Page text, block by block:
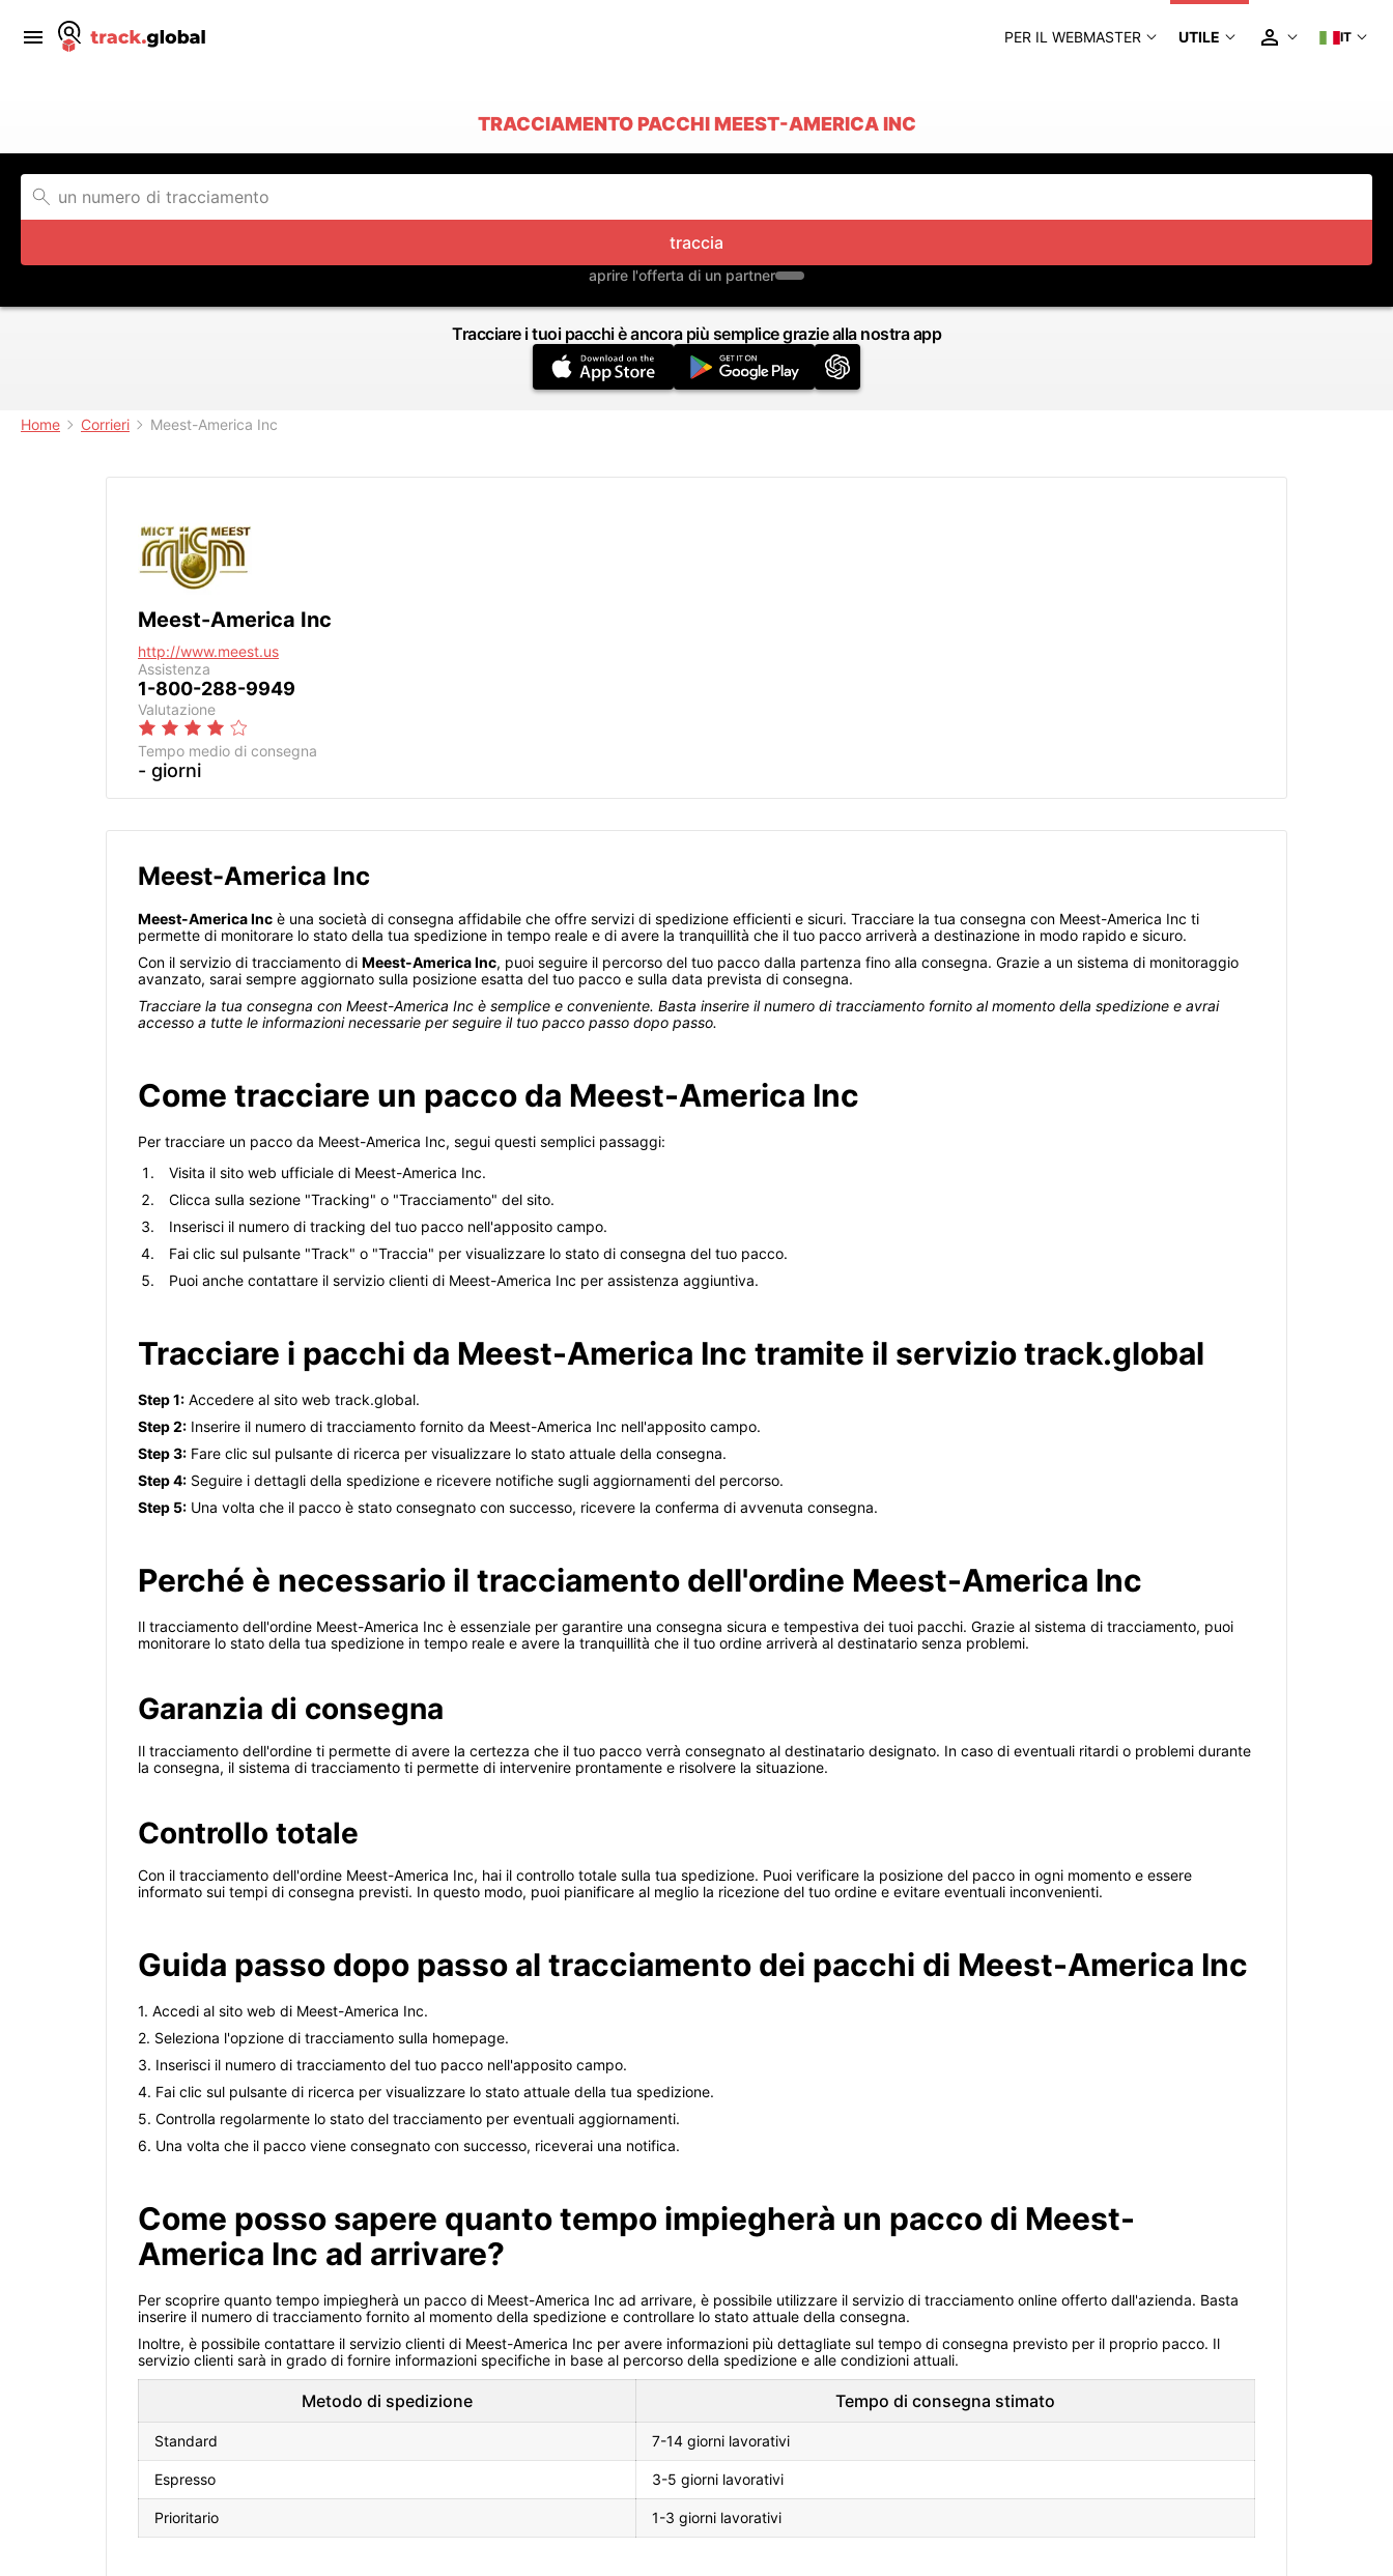
PER IL WEBMASTER UTILE IT
TRACCIAMENTO PACCHI MEEST-AMERICA INC
traccia
aprire l'offerta di un partner
Tracciare i tuoi pacchi è ancora più semplice grazie alla nostra app
Home Corrieri Meest-America Inc
Meest-America Inc
http://www.meest.us
Assistenza
1-800-288-9949
Valutazione
Tempo medio di consegna
- giorni
Meest-America Inc
Meest-America Inc è una società di consegna affidabile che offre servizi di spedizione efficienti e sicuri. Tracciare la tua consegna con Meest-America Inc ti
permette di monitorare lo stato della tua spedizione in tempo reale e di avere la tranquillità che il tuo pacco arriverà a destinazione in modo rapido e sicuro.
Con il servizio di tracciamento di Meest-America Inc, puoi seguire il percorso del tuo pacco dalla partenza fino alla consegna. Grazie a un sistema di monitoraggio
avanzato, sarai sempre aggiornato sulla posizione esatta del tuo pacco e sulla data prevista di consegna.
Tracciare la tua consegna con Meest-America Inc è semplice e conveniente. Basta inserire il numero di tracciamento fornito al momento della spedizione e avrai
accesso a tutte le informazioni necessarie per seguire il tuo pacco passo dopo passo.
Come tracciare un pacco da Meest-America Inc
Per tracciare un pacco da Meest-America Inc, segui questi semplici passaggi:
Visita il sito web ufficiale di Meest-America Inc.
Clicca sulla sezione "Tracking" o "Tracciamento" del sito.
Inserisci il numero di tracking del tuo pacco nell'apposito campo.
Fai clic sul pulsante "Track" o "Traccia" per visualizzare lo stato di consegna del tuo pacco.
Puoi anche contattare il servizio clienti di Meest-America Inc per assistenza aggiuntiva.
Tracciare i pacchi da Meest-America Inc tramite il servizio track.global
Step 1: Accedere al sito web track.global.
Step 2: Inserire il numero di tracciamento fornito da Meest-America Inc nell'apposito campo.
Step 3: Fare clic sul pulsante di ricerca per visualizzare lo stato attuale della consegna.
Step 4: Seguire i dettagli della spedizione e ricevere notifiche sugli aggiornamenti del percorso.
Step 5: Una volta che il pacco è stato consegnato con successo, ricevere la conferma di avvenuta consegna.
Perché è necessario il tracciamento dell'ordine Meest-America Inc
Il tracciamento dell'ordine Meest-America Inc è essenziale per garantire una consegna sicura e tempestiva dei tuoi pacchi. Grazie al sistema di tracciamento, puoi
monitorare lo stato della tua spedizione in tempo reale e avere la tranquillità che il tuo ordine arriverà al destinatario senza problemi.
Garanzia di consegna
Il tracciamento dell'ordine ti permette di avere la certezza che il tuo pacco verrà consegnato al destinatario designato. In caso di eventuali ritardi o problemi durante
la consegna, il sistema di tracciamento ti permette di intervenire prontamente e risolvere la situazione.
Controllo totale
Con il tracciamento dell'ordine Meest-America Inc, hai il controllo totale sulla tua spedizione. Puoi verificare la posizione del pacco in ogni momento e essere
informato sui tempi di consegna previsti. In questo modo, puoi pianificare al meglio la ricezione del tuo ordine e evitare eventuali inconvenienti.
Guida passo dopo passo al tracciamento dei pacchi di Meest-America Inc
1. Accedi al sito web di Meest-America Inc.
2. Seleziona l'opzione di tracciamento sulla homepage.
3. Inserisci il numero di tracciamento del tuo pacco nell'apposito campo.
4. Fai clic sul pulsante di ricerca per visualizzare lo stato attuale della tua spedizione.
5. Controlla regolarmente lo stato del tracciamento per eventuali aggiornamenti.
6. Una volta che il pacco viene consegnato con successo, riceverai una notifica.
Come posso sapere quanto tempo impiegherà un pacco di Meest-
America Inc ad arrivare?
Per scoprire quanto tempo impiegherà un pacco di Meest-America Inc ad arrivare, è possibile utilizzare il servizio di tracciamento online offerto dall'azienda. Basta
inserire il numero di tracciamento fornito al momento della spedizione e controllare lo stato attuale della consegna.
Inoltre, è possibile contattare il servizio clienti di Meest-America Inc per avere informazioni più dettagliate sul tempo di consegna previsto per il proprio pacco. Il
servizio clienti sarà in grado di fornire informazioni specifiche in base al percorso della spedizione e alle condizioni attuali.
Metodo di spedizione Tempo di consegna stimato
Standard 7-14 giorni lavorativi
Espresso 3-5 giorni lavorativi
Prioritario 1-3 giorni lavorativi